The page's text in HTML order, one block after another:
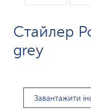
Стайлер
grey
Завантажити